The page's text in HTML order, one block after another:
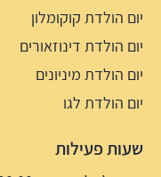
יום הולדת קוקומלון
יום הולדת דינוזאורים
יום הולדת מיניונים
יום הולדת לגו
שעות פעילות